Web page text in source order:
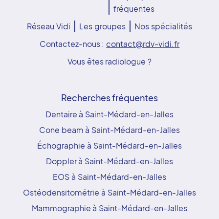
fréquentes
Réseau Vidi
Les groupes
Nos spécialités
Contactez-nous : contact@rdv-vidi.fr
Vous êtes radiologue ?
Recherches fréquentes
Dentaire à Saint-Médard-en-Jalles
Cone beam à Saint-Médard-en-Jalles
Échographie à Saint-Médard-en-Jalles
Doppler à Saint-Médard-en-Jalles
EOS à Saint-Médard-en-Jalles
Ostéodensitométrie à Saint-Médard-en-Jalles
Mammographie à Saint-Médard-en-Jalles